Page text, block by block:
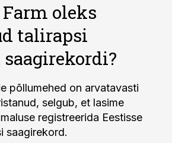
oleks
talirapsi
põllumehed on arvatavasti
selgub, et lasime
registreerida Eestisse
saagirekord.